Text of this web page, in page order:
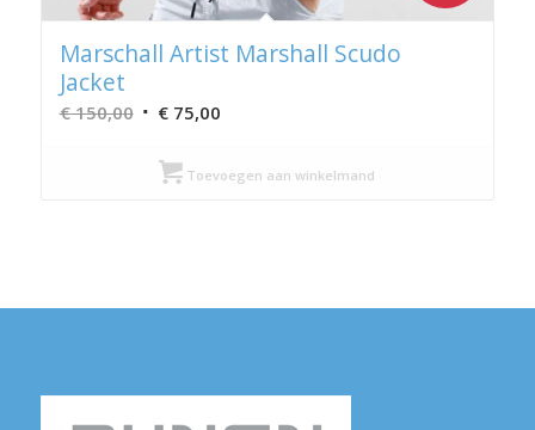
Marschall Artist Marshall Scudo
Jacket
€150,00 Oorspronkelijke
was:
€75,00Huidige
Toevoegen aan winkelmand